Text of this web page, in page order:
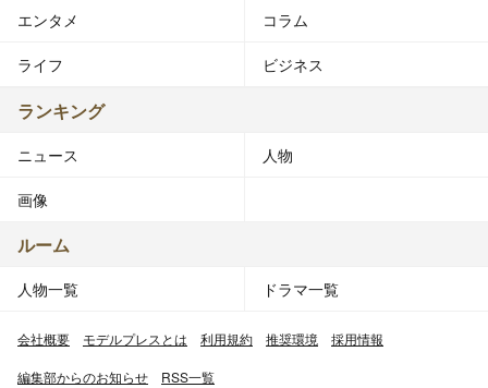
エンタメ コラム
ライフ ビジネス
ランキング
ニュース 人物
画像
ルーム
人物一覧 ドラマ一覧
会社概要 モデルプレスとは 利用規約 推奨環境 採用情報
編集部からのお知らせ RSS一覧